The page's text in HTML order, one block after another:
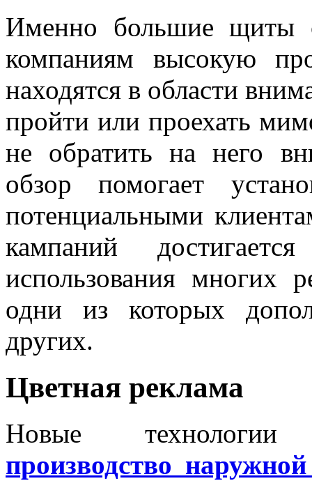
Именно большие щиты
компаниям высокую
находятся в области
пройти или проехать
не обратить на него
обзор помогает
потенциальными
кампаний
использования многих
одни из которых
других.
Цветная реклама
Новые технологии
производство